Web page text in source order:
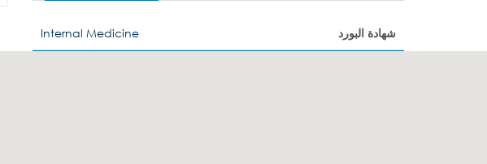
شهادة البورد Internal Medicine